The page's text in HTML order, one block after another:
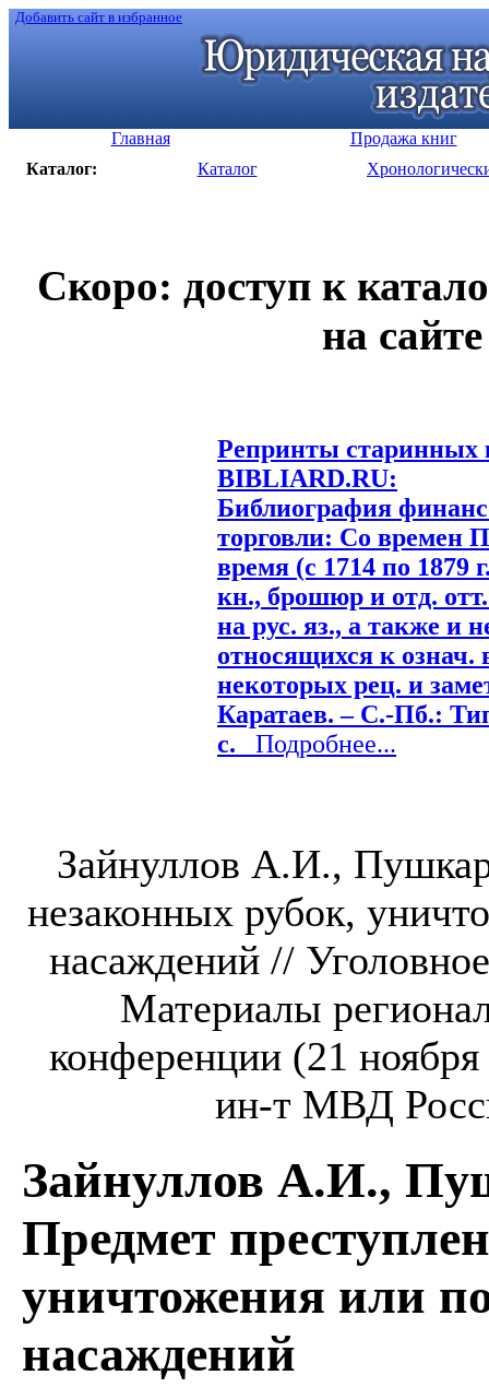
Добавить сайт в избранное
Главная
Продажа книг
Каталог:
Каталог
Скоро: доступ к
на
Репринты старинных
BIBLIARD.RU:
Библиография
торговли: Со времен
время (с 1714 по 1879
кн., брошюр и отд.
на рус. яз., а также и
относящихся к означ.
некоторых рец. и
Каратаев. – С.-Пб.:
с. Подробнее...
Зайнуллов А.И.,
незаконных рубок,
насаждений //
Материалы
конференции (21
ин-т МВД
Зайнуллов А.И.,
Предмет
уничтожения или
насаждений